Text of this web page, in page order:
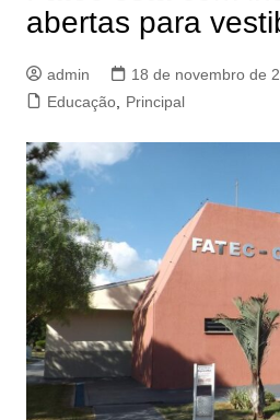
abertas para
admin
18 de novembro de
Educação, Principal